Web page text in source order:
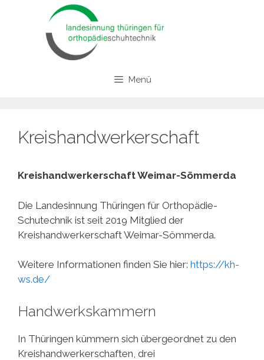
Menü
Kreishandwerkerschaft
Kreishandwerkerschaft Weimar-Sömmerda
Die Landesinnung Thüringen für Orthopädie-
Schutechnik ist seit 2019 Mitglied der
Kreishandwerkerschaft Weimar-Sömmerda.
Weitere Informationen finden Sie hier: https://kh-
ws.de/
Handwerkskammern
In Thüringen kümmern sich übergeordnet zu den
Kreishandwerkerschaften, drei